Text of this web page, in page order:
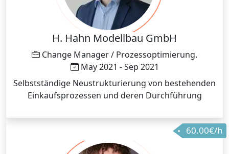
H. Hahn Modellbau GmbH
Change Manager / Prozessoptimierung.
May 2021 - Sep 2021
Selbstständige Neustrukturierung von bestehenden
Einkaufsprozessen und deren Durchführung
60.00€/h